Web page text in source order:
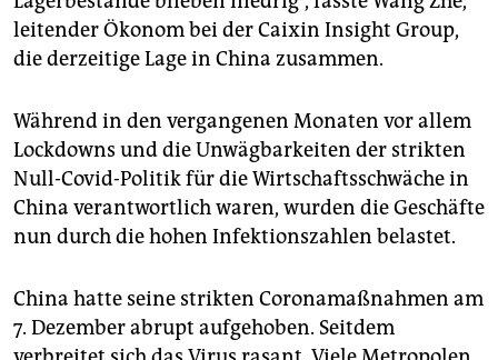
leitender Ökonom bei der Caixin Insight Group,
die derzeitige Lage in China zusammen.
Während in den vergangenen Monaten vor allem
Lockdowns und die Unwägbarkeiten der strikten
Null-Covid-Politik für die Wirtschaftsschwäche in
China verantwortlich waren, wurden die Geschäfte
nun durch die hohen Infektionszahlen belastet.
China hatte seine strikten Coronamaßnahmen am
7. Dezember abrupt aufgehoben. Seitdem